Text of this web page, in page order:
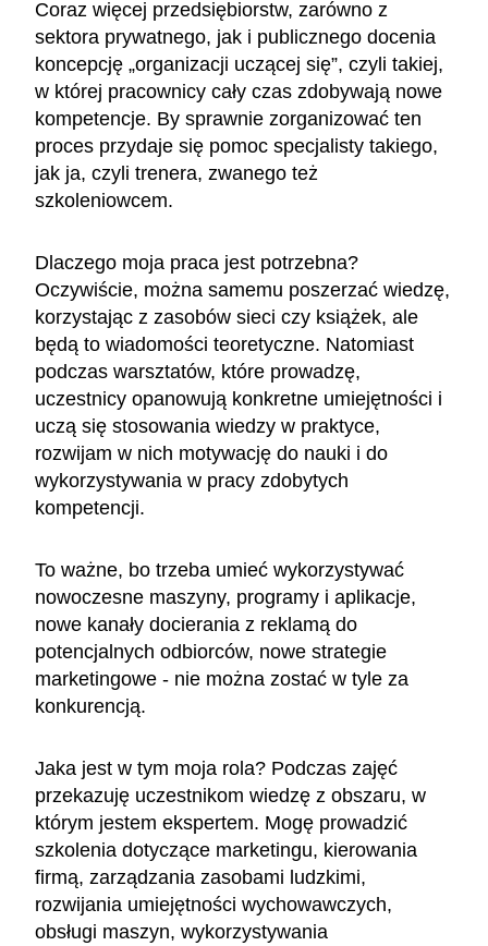
Coraz więcej przedsiębiorstw, zarówno z
sektora prywatnego, jak i publicznego docenia
koncepcję „organizacji uczącej się”, czyli takiej,
w której pracownicy cały czas zdobywają nowe
kompetencje. By sprawnie zorganizować ten
proces przydaje się pomoc specjalisty takiego,
jak ja, czyli trenera, zwanego też
szkoleniowcem.
Dlaczego moja praca jest potrzebna?
Oczywiście, można samemu poszerzać wiedzę,
korzystając z zasobów sieci czy książek, ale
będą to wiadomości teoretyczne. Natomiast
podczas warsztatów, które prowadzę,
uczestnicy opanowują konkretne umiejętności i
uczą się stosowania wiedzy w praktyce,
rozwijam w nich motywację do nauki i do
wykorzystywania w pracy zdobytych
kompetencji.
To ważne, bo trzeba umieć wykorzystywać
nowoczesne maszyny, programy i aplikacje,
nowe kanały docierania z reklamą do
potencjalnych odbiorców, nowe strategie
marketingowe - nie można zostać w tyle za
konkurencją.
Jaka jest w tym moja rola? Podczas zajęć
przekazuję uczestnikom wiedzę z obszaru, w
którym jestem ekspertem. Mogę prowadzić
szkolenia dotyczące marketingu, kierowania
firmą, zarządzania zasobami ludzkimi,
rozwijania umiejętności wychowawczych,
obsługi maszyn, wykorzystywania